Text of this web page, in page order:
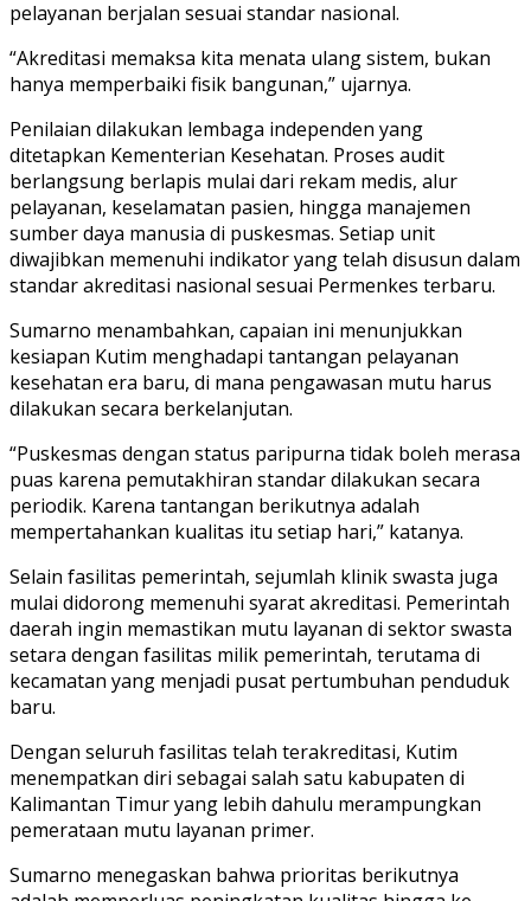
pelayanan berjalan sesuai standar nasional.
“Akreditasi memaksa kita menata ulang sistem, bukan
hanya memperbaiki fisik bangunan,” ujarnya.
Penilaian dilakukan lembaga independen yang
ditetapkan Kementerian Kesehatan. Proses audit
berlangsung berlapis mulai dari rekam medis, alur
pelayanan, keselamatan pasien, hingga manajemen
sumber daya manusia di puskesmas. Setiap unit
diwajibkan memenuhi indikator yang telah disusun dalam
standar akreditasi nasional sesuai Permenkes terbaru.
Sumarno menambahkan, capaian ini menunjukkan
kesiapan Kutim menghadapi tantangan pelayanan
kesehatan era baru, di mana pengawasan mutu harus
dilakukan secara berkelanjutan.
“Puskesmas dengan status paripurna tidak boleh merasa
puas karena pemutakhiran standar dilakukan secara
periodik. Karena tantangan berikutnya adalah
mempertahankan kualitas itu setiap hari,” katanya.
Selain fasilitas pemerintah, sejumlah klinik swasta juga
mulai didorong memenuhi syarat akreditasi. Pemerintah
daerah ingin memastikan mutu layanan di sektor swasta
setara dengan fasilitas milik pemerintah, terutama di
kecamatan yang menjadi pusat pertumbuhan penduduk
baru.
Dengan seluruh fasilitas telah terakreditasi, Kutim
menempatkan diri sebagai salah satu kabupaten di
Kalimantan Timur yang lebih dahulu merampungkan
pemerataan mutu layanan primer.
Sumarno menegaskan bahwa prioritas berikutnya